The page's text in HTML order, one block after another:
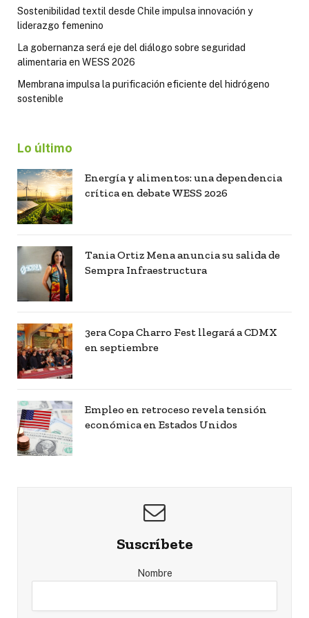
Sostenibilidad textil desde Chile impulsa innovación y
liderazgo femenino
La gobernanza será eje del diálogo sobre seguridad
alimentaria en WESS 2026
Membrana impulsa la purificación eficiente del hidrógeno
sostenible
Lo último
Energía y alimentos: una dependencia
crítica en debate WESS 2026
Tania Ortiz Mena anuncia su salida de
Sempra Infraestructura
3era Copa Charro Fest llegará a CDMX
en septiembre
Empleo en retroceso revela tensión
económica en Estados Unidos
Suscríbete
Nombre